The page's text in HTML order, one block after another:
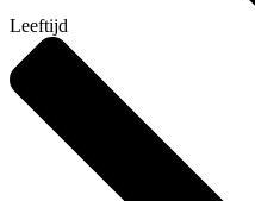
Leeftijd